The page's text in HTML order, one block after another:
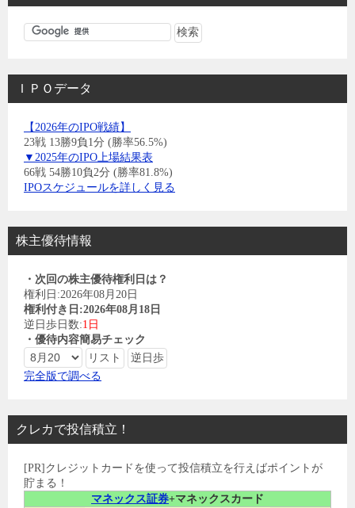
ＩＰＯデータ
【2026年のIPO戦績】
23戦 13勝9負1分 (勝率56.5%)
▼2025年のIPO上場結果表
66戦 54勝10負2分 (勝率81.8%)
IPOスケジュールを詳しく見る
株主優待情報
・次回の株主優待権利日は？
権利日:2026年08月20日
権利付き日:2026年08月18日
逆日歩日数:1日
・優待内容簡易チェック
完全版で調べる
クレカで投信積立！
[PR]クレジットカードを使って投信積立を行えばポイントが
貯まる！
マネックス証券+マネックスカード